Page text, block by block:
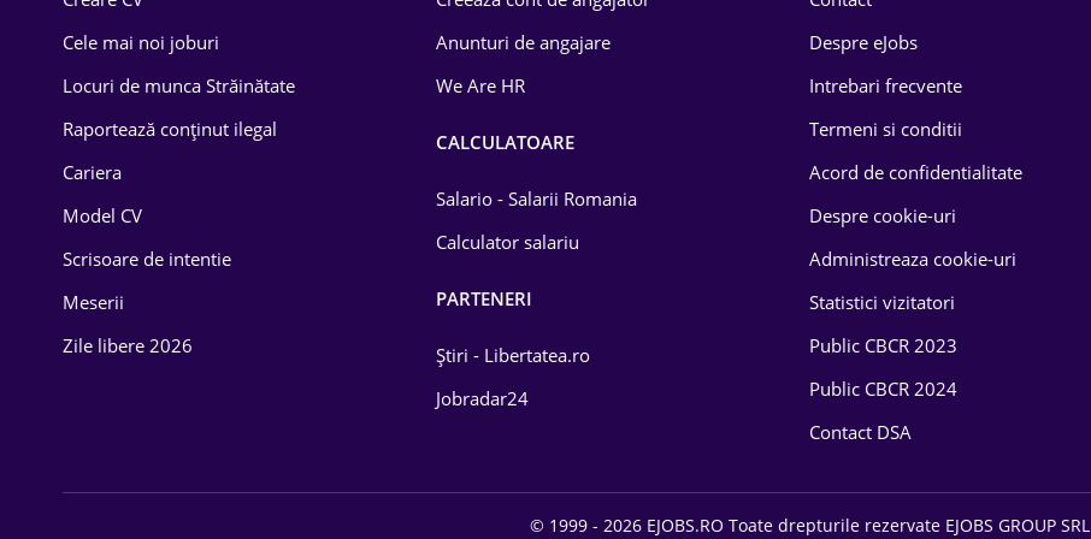
Drept
Educație / Training
Energetică
Farma
Cele mai noi joburi
Locuri de munca Străinătate
Raportează conținut ilegal
Cariera
Model CV
Scrisoare de intentie
Meserii
Zile libere 2026
Anunturi de angajare
We Are HR
CALCULATOARE
Salario - Salarii Romania
Calculator salariu
PARTENERI
Știri - Libertatea.ro
Jobradar24
Despre eJobs
Intrebari frecvente
Termeni si conditii
Acord de confidentialitate
Despre cookie-uri
Administreaza cookie-uri
Statistici vizitatori
Public CBCR 2023
Public CBCR 2024
Contact DSA
© 1999 - 2026 EJOBS.RO Toate drepturile rezervate EJOBS GROUP SRL